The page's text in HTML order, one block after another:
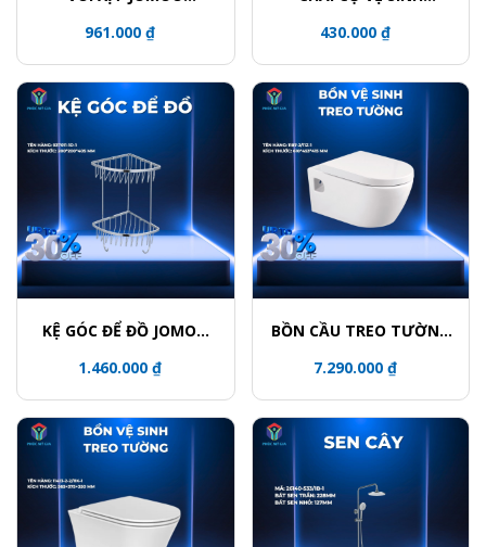
961.000 ₫ 430.000 ₫
KỆ GÓC ĐỂ ĐỒ JOMOO
1.460.000 ₫
BỒN CẦU TREO TƯỜNG
7.290.000 ₫